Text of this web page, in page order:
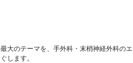
大のテーマを、手外科・末梢神経外科のエ
します。